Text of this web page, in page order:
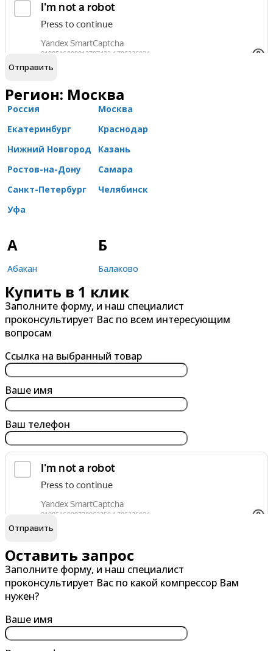
Я согласен наобработку персональных данных
Регион: Москва
Россия
Москва
Екатеринбург
Краснодар
Нижний Новгород
Казань
Ростов-на-Дону
Самара
Санкт-Петербург
Челябинск
Уфа
А
Абакан
Александров
Альметьевск
Анапа
Арзамас
Армавир
Архангельск
Астрахань
Ачинск
Б
Балаково
Балашиха
Барнаул
Бийск
Благовещенск
Борисоглебск
Братск
Брянск
В
Великий Новгород
Владивосток
Владикавказ
Волгоград
Глазов
Горно-Алтайск
Губкин
Купить в 1 клик
Заполните форму, и наш специалист
проконсультирует Вас по всем интересующим
вопросам
Ссылка на выбранный товар
Ваше имя
Ваш телефон
Я согласен наобработку персональных данных
Оставить запрос
Заполните форму, и наш специалист
проконсультирует Вас по какой компрессор Вам
нужен?
Ваше имя